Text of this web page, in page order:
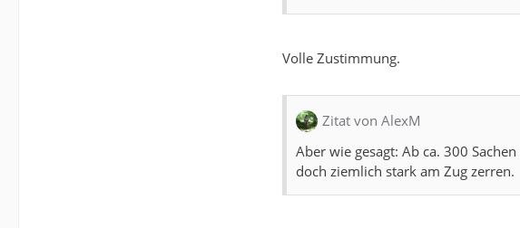
Volle Zustimmung.
Zitat von AlexM
Aber wie gesagt: Ab ca. 300
doch ziemlich stark am Zug zerren.